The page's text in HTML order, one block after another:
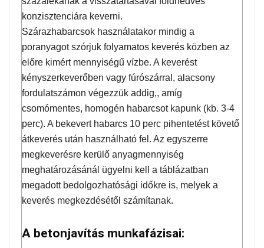
konzisztenciára keverni.
Szárazhabarcsok használatakor mindig a
poranyagot szórjuk folyamatos keverés közben az
előre kimért mennyiségű vízbe. A keverést
kényszerkeverőben vagy fúrószárral, alacsony
fordulatszámon végezzük addig,, amíg
csomómentes, homogén habarcsot kapunk (kb. 3-4
perc). A bekevert habarcs 10 perc pihentetést követő
átkeverés után használható fel. Az egyszerre
megkeverésre kerülő anyagmennyiség
meghatározásánál ügyelni kell a táblázatban
megadott bedolgozhatósági időkre is, melyek a
keverés megkezdésétől számítanak.
A betonjavítás munkafázisai: